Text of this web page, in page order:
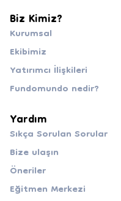
Biz Kimiz?
Kurumsal
Ekibimiz
Yatırımcı İlişkileri
Fundomundo nedir?
Yardım
Sıkça Sorulan Sorular
Bize ulaşın
Öneriler
Eğitmen Merkezi